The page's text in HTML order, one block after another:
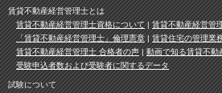
賃貸不動産経営管理士とは
賃貸不動産経営管理士資格について
賃貸不動産経営管
「賃貸不動産経営管理士」倫理憲章
賃貸住宅の管理業
賃貸不動産経営管理士 合格者の声
動画で知る賃貸不動
受験申込者数および受験者に関するデータ
試験について